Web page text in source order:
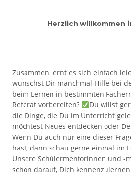
Herzlich willkommen
Zusammen lernt es sich einfach
wünschst Dir manchmal Hilfe bei
beim Lernen in bestimmten
Referat vorbereiten?
Du willst
die Dinge, die Du im Unterricht
möchtest Neues entdecken oder
Wenn Du auch nur eine dieser
hast, dann schau gerne einmal im
Unsere Schülermentorinnen und -
schon darauf, Dich